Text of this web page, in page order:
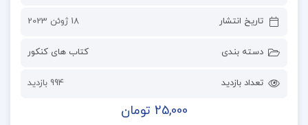
تاریخ انتشار 18 ژوئن 2023
دسته بندی کتاب های کنکور
تعداد بازدید 994 بازدید
25,000 تومان